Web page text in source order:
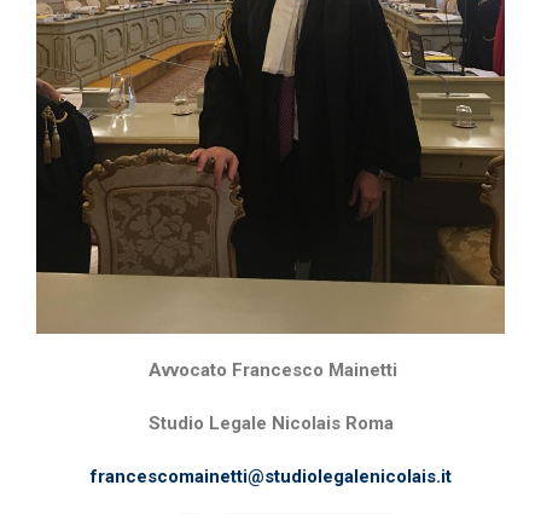
Avvocato Francesco Mainetti
Studio Legale Nicolais Roma
francescomainetti@studiolegalenicolais.it